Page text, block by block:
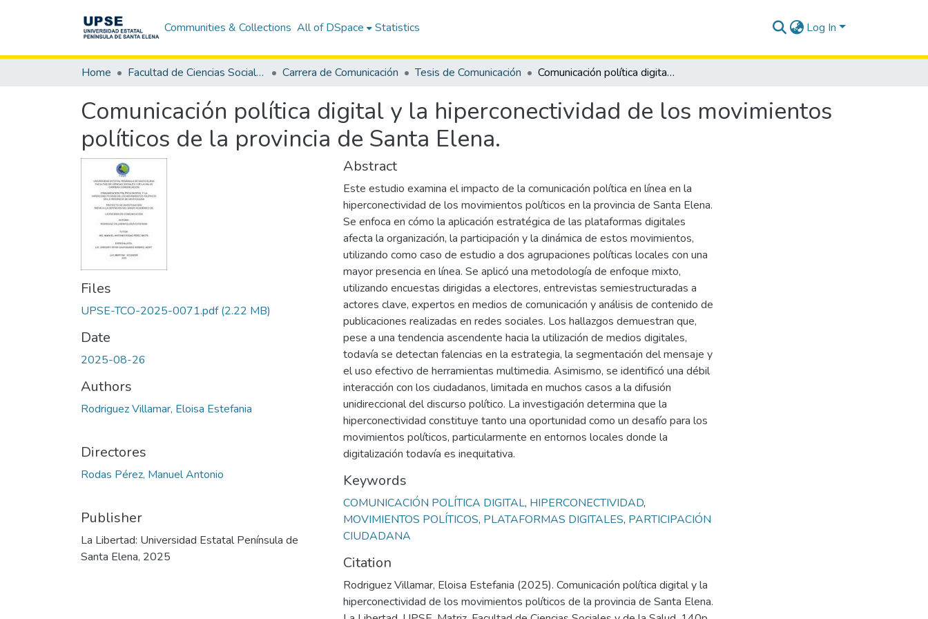
Communities & Collections All of DSpace Statistics Log In
Home Facultad de Ciencias Sociales y de la Salud Carrera de Comunicación Tesis de Comunicación Comunicación política digital y la hiperconectividad de los movimientos políticos de la provincia de Santa Elena.
Comunicación política digital y la hiperconectividad de los movimientos
políticos de la provincia de Santa Elena.
Files
UPSE-TCO-2025-0071.pdf(2.22 MB)
Date
2025-08-26
Authors
Rodriguez Villamar, Eloisa Estefania
Directores
Rodas Pérez, Manuel Antonio
Publisher
La Libertad: Universidad Estatal Península de
Santa Elena, 2025
Abstract
Este estudio examina el impacto de la comunicación política en línea en la
hiperconectividad de los movimientos políticos en la provincia de Santa Elena.
Se enfoca en cómo la aplicación estratégica de las plataformas digitales
afecta la organización, la participación y la dinámica de estos movimientos,
utilizando como caso de estudio a dos agrupaciones políticas locales con una
mayor presencia en línea. Se aplicó una metodología de enfoque mixto,
utilizando encuestas dirigidas a electores, entrevistas semiestructuradas a
actores clave, expertos en medios de comunicación y análisis de contenido de
publicaciones realizadas en redes sociales. Los hallazgos demuestran que,
pese a una tendencia ascendente hacia la utilización de medios digitales,
todavía se detectan falencias en la estrategia, la segmentación del mensaje y
el uso efectivo de herramientas multimedia. Asimismo, se identificó una débil
interacción con los ciudadanos, limitada en muchos casos a la difusión
unidireccional del discurso político. La investigación determina que la
hiperconectividad constituye tanto una oportunidad como un desafío para los
movimientos políticos, particularmente en entornos locales donde la
digitalización todavía es inequitativa.
Keywords
COMUNICACIÓN POLÍTICA DIGITAL, HIPERCONECTIVIDAD,
MOVIMIENTOS POLÍTICOS, PLATAFORMAS DIGITALES, PARTICIPACIÓN
CIUDADANA
Citation
Rodriguez Villamar, Eloisa Estefania (2025). Comunicación política digital y la
hiperconectividad de los movimientos políticos de la provincia de Santa Elena.